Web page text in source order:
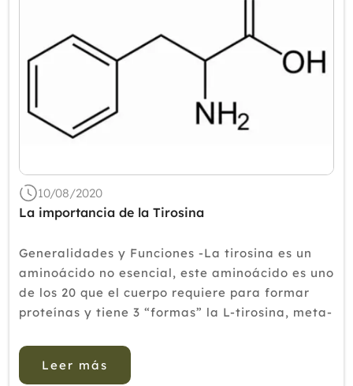
10/08/2020
La importancia de la Tirosina
Generalidades y Funciones -La tirosina es un
aminoácido no esencial, este aminoácido es uno
de los 20 que el cuerpo requiere para formar
proteínas y tiene 3 “formas” la L-tirosina, meta-
vital pues tiene f...
Leer más